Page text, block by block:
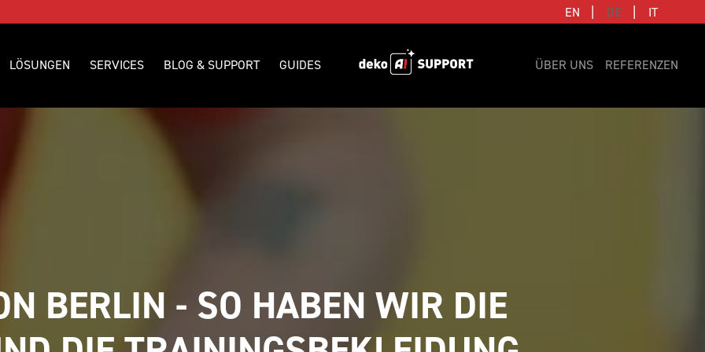
EN DE IT
LÖSUNGEN SERVICES BLOG & SUPPORT GUIDES ÜBER UNS REFERENZEN
BERLIN - SO HABEN WIR DIE